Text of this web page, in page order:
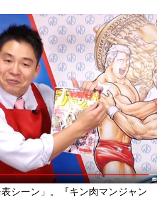
シーン」。『キン肉マンジャン